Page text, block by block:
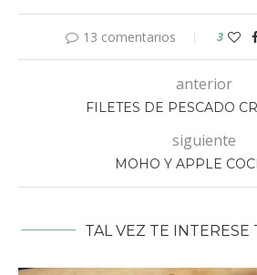
13 comentarios 3
anterior
FILETES DE PESCADO
siguiente
MOHO Y APPLE
TAL VEZ TE INTERESE